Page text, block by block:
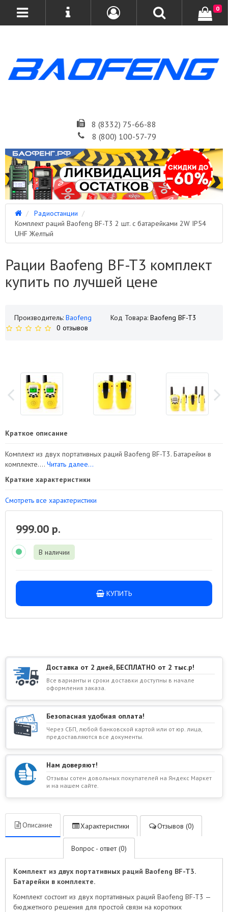
8 (8332) 75-66-88
8 (800) 100-57-79
0
Радиостанции
Комплект раций Baofeng BF-T3 2 шт. с батарейками 2W IP54
UHF Желтый
Рации Baofeng BF-T3 комплект
купить по лучшей цене
Производитель: Baofeng Код Товара: Baofeng BF-T3
0 отзывов
Краткое описание
Комплект из двух портативных раций Baofeng BF-T3. Батарейки в
комплекте.... Читать далее...
Краткие характеристики
Смотреть все характеристики
999.00 р.
В наличии
КУПИТЬ
Доставка от 2 дней, БЕСПЛАТНО от 2 тыс.р!
Все варианты и сроки доставки доступны в начале
оформления заказа.
Безопасная удобная оплата!
Через СБП, любой банковской картой или от юр. лица,
предоставляются все документы.
Нам доверяют!
Отзывы сотен довольных покупателей на Яндекс Маркет
и на нашем сайте.
Описание Характеристики Отзывов (0)
Вопрос - ответ (0)
Комплект из двух портативных раций Baofeng BF-T3.
Батарейки в комплекте.
Комплект состоит из двух портативных раций Baofeng BF-T3 —
бюджетного решения для простой связи на коротких